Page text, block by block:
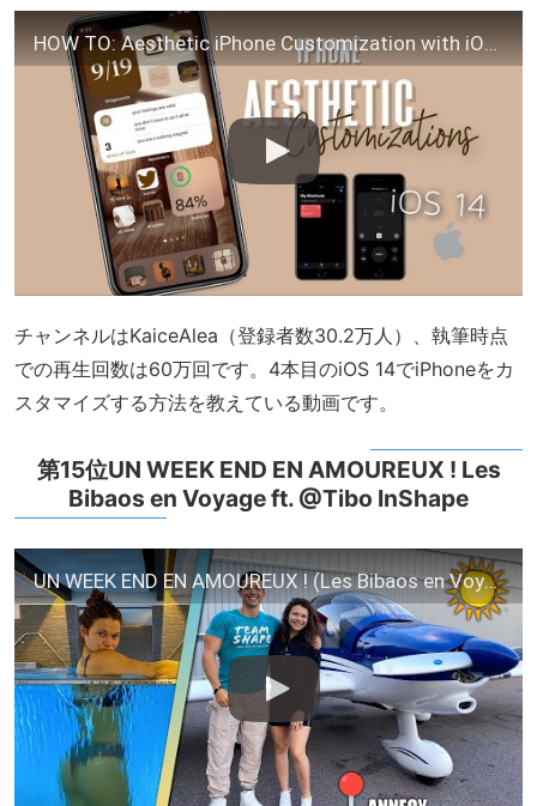
HOW TO: Aesthetic iPhone Customization with iOS 14! // Widgets, Shortcuts + Apps
チャンネルはKaiceAlea（登録者数30.2万人）、執筆時点
での再生回数は60万回です。4本目のiOS 14でiPhoneをカ
スタマイズする方法を教えている動画です。
第15位UN WEEK END EN AMOUREUX ! Les
Bibaos en Voyage ft. @Tibo InShape
UN WEEK END EN AMOUREUX ! (Les Bibaos en Voyage #1) ft. @Tibo InShape